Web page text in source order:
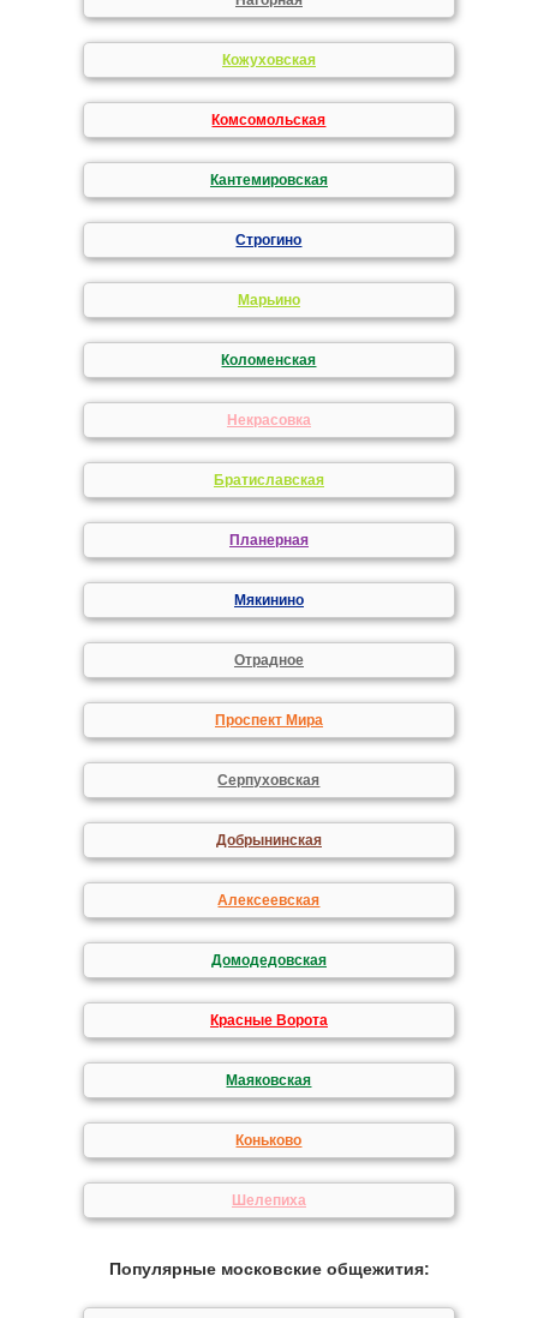
Кожуховская
Комсомольская
Кантемировская
Строгино
Марьино
Коломенская
Некрасовка
Братиславская
Планерная
Мякинино
Отрадное
Проспект Мира
Серпуховская
Добрынинская
Алексеевская
Домодедовская
Красные Ворота
Маяковская
Коньково
Шелепиха
Популярные московские общежития: